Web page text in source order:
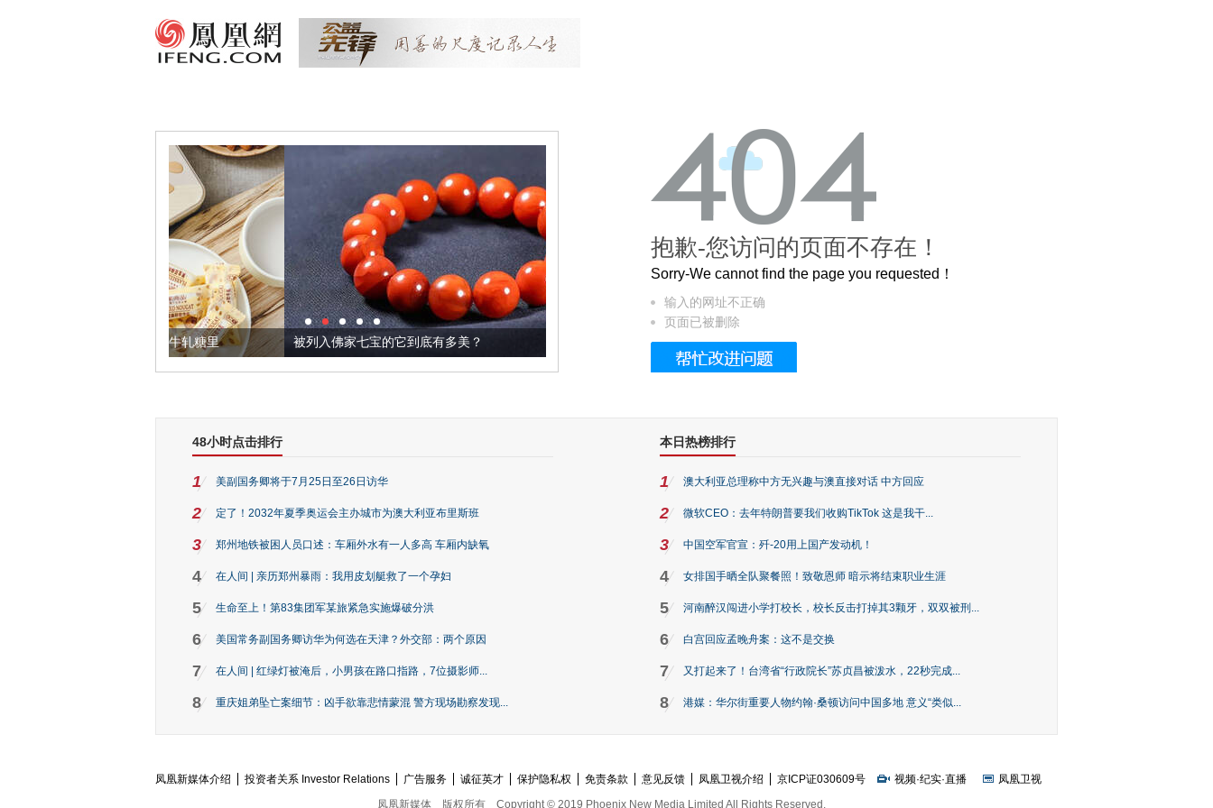
被列入佛家七宝的它到底有多美？ 这个3.2米的长卷，还原了600岁的紫禁城
抱歉-您访问的页面不存在！
Sorry-We cannot find the page you requested！
输入的网址不正确
页面已被删除
48小时点击排行
1 美副国务卿将于7月25日至26日访华
2 定了！2032年夏季奥运会主办城市为澳大利亚布里斯班
3 郑州地铁被困人员口述：车厢外水有一人多高 车厢内缺氧
4 在人间 | 亲历郑州暴雨：我用皮划艇救了一个孕妇
5 生命至上！第83集团军某旅紧急实施爆破分洪
6 美国常务副国务卿访华为何选在天津？外交部：两个原因
7 在人间 | 红绿灯被淹后，小男孩在路口指路，7位摄影师...
8 重庆姐弟坠亡案细节：凶手欲靠悲情蒙混 警方现场勘察发现...
本日热榜排行
1 澳大利亚总理称中方无兴趣与澳直接对话 中方回应
2 微软CEO：去年特朗普要我们收购TikTok 这是我干...
3 中国空军官宣：歼-20用上国产发动机！
4 女排国手晒全队聚餐照！致敬恩师 暗示将结束职业生涯
5 河南醉汉闯进小学打校长，校长反击打掉其3颗牙，双双被刑...
6 白宫回应孟晚舟案：这不是交换
7 又打起来了！台湾省“行政院长”苏贞昌被泼水，22秒完成...
8 港媒：华尔街重要人物约翰·桑顿访问中国多地 意义“类似...
凤凰新媒体介绍 投资者关系 Investor Relations 广告服务 诚征英才 保护隐私权 免责条款 意见反馈 凤凰卫视介绍 京ICP证030609号 视频·纪实·直播
凤凰卫视
凤凰新媒体
版权所有 Copyright © 2019 Phoenix New Media Limited All Rights Reserved.